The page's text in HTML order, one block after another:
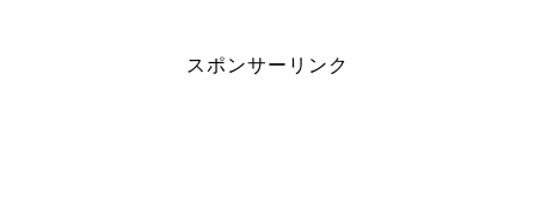
スポンサーリンク